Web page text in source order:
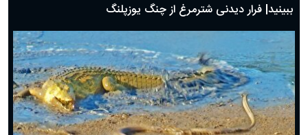
ببینید| فرار دیدنی شترمرغ از چنگ یوزپلنگ